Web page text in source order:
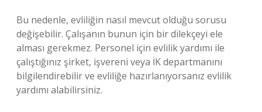
Bu nedenle, evliliğin nasıl mevcut olduğu sorusu
değişebilir. Çalışanın bunun için bir dilekçeyi ele
alması gerekmez. Personel için evlilik yardımı ile
çalıştığınız şirket, işvereni veya İK departmanını
bilgilendirebilir ve evliliğe hazırlanıyorsanız evlilik
yardımı alabilirsiniz.